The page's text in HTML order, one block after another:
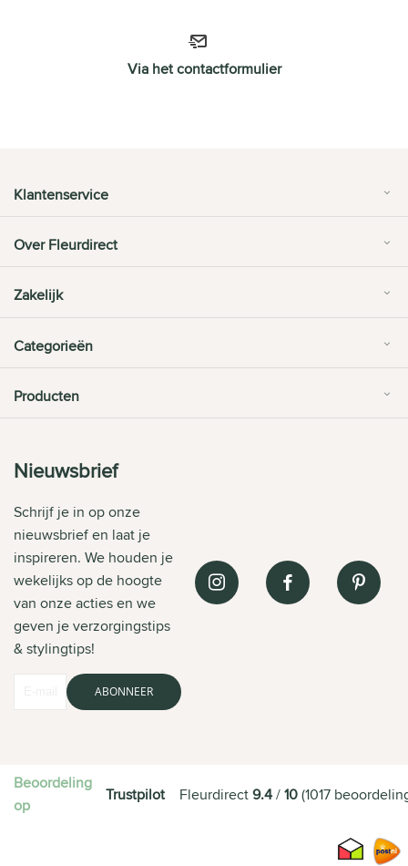
Via het contactformulier
Klantenservice
Over Fleurdirect
Zakelijk
Categorieën
Producten
Nieuwsbrief
Schrijf je in op onze
nieuwsbrief en laat je
inspireren. We houden je
wekelijks op de hoogte
van onze acties en we
geven je verzorgingstips
& stylingtips!
ABONNEER
Beoordeling
op
Trustpilot Fleurdirect9.4/10(1017